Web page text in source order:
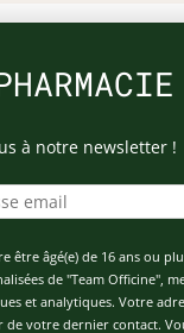
à notre newsletter !
être âgé(e) de 16 ans ou
de "Team Officine",
et analytiques. Votre
de votre dernier contact.